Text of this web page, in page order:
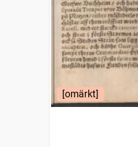
[omärkt]